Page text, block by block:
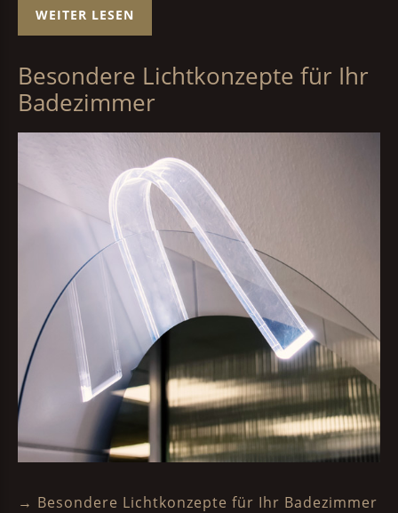
WEITER LESEN
Besondere Lichtkonzepte für Ihr
Badezimmer
→ Besondere Lichtkonzepte für Ihr Badezimmer